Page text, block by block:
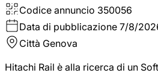
Codice annuncio 350056
Data di pubblicazione 7/8/
Città Genova
Hitachi Rail è alla ricerca di un